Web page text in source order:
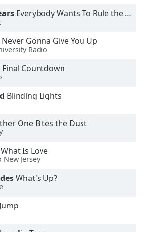
Everybody Wants To Rule the World
Never Gonna Give You Up
Radio
Final Countdown
Blinding Lights
One Bites the Dust
What Is Love
New Jersey
What's Up?
Jump